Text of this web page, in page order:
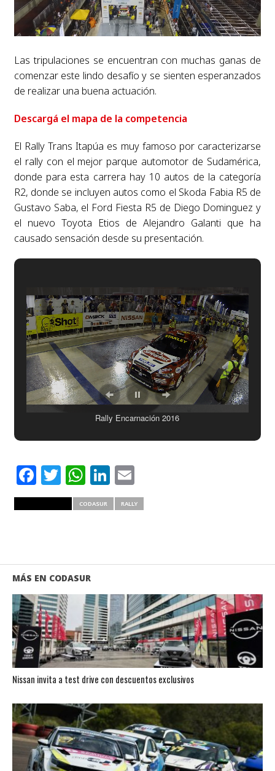
Las tripulaciones se encuentran con muchas ganas de
comenzar este lindo desafío y se sienten esperanzados
de realizar una buena actuación.
Descargá el mapa de la competencia
El Rally Trans Itapúa es muy famoso por caracterizarse
el rally con el mejor parque automotor de Sudamérica,
donde para esta carrera hay 10 autos de la categoría
R2, donde se incluyen autos como el Skoda Fabia R5 de
Gustavo Saba, el Ford Fiesta R5 de Diego Dominguez y
el nuevo Toyota Etios de Alejandro Galanti que ha
causado sensación desde su presentación.
Rally Encarnación 2016
Facebook
Twitter
WhatsApp
LinkedIn
Email
CODASUR RALLY
MÁS EN CODASUR
Nissan invita a test drive con descuentos exclusivos